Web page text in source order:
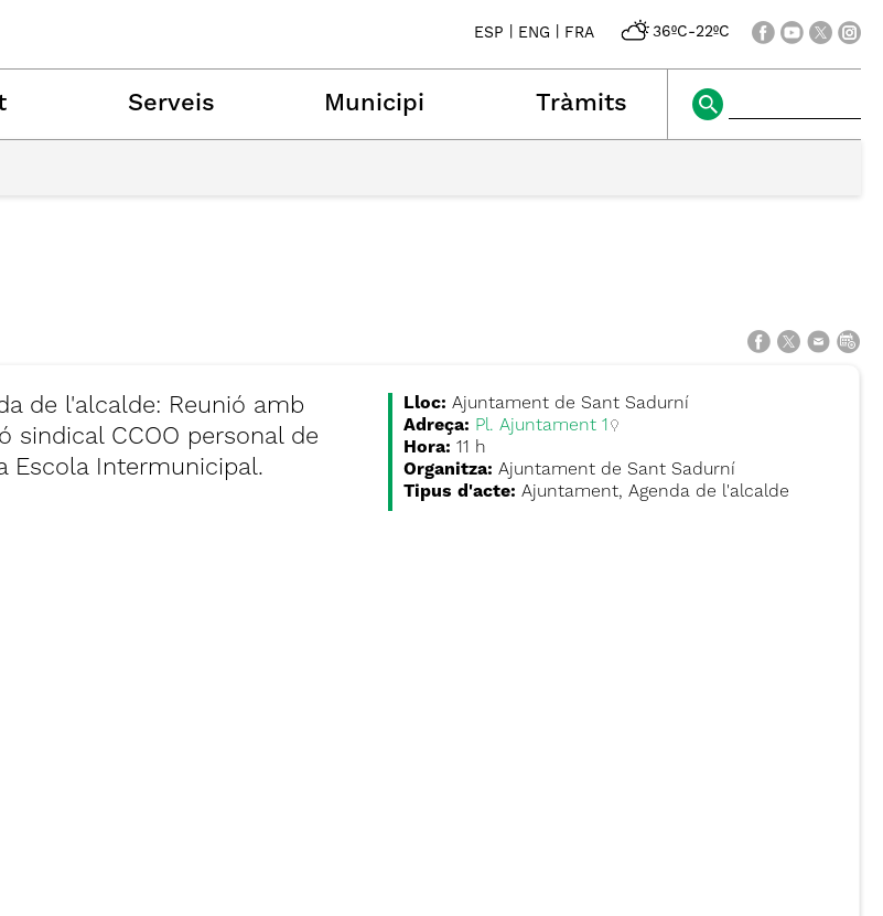
ESP ENG FRA 36ºC-22ºC
Serveis Municipi Tràmits
de l'alcalde: Reunió amb
sindical CCOO personal de
Escola Intermunicipal.
Lloc: Ajuntament de Sant Sadurní
Adreça: Pl. Ajuntament 1
Hora: 11 h
Organitza: Ajuntament de Sant Sadurní
Tipus d'acte: Ajuntament, Agenda de l'alcalde